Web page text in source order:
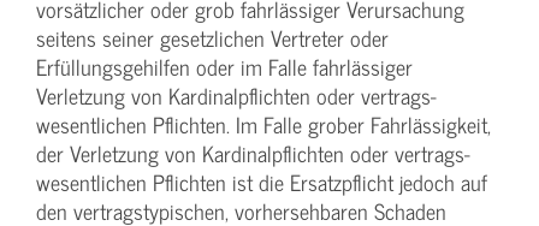
vorsätzlicher oder grob fahrlässiger Verursachung
seitens seiner gesetzlichen Vertreter oder
Erfüllungsgehilfen oder im Falle fahrlässiger
Verletzung von Kardinalpflichten oder vertrags­
wesentlichen Pflichten. Im Falle grober Fahrlässigkeit,
der Verletzung von Kardinalpflichten oder vertrags­
wesentlichen Pflichten ist die Ersatzpflicht jedoch auf
den vertragstypischen, vorhersehbaren Schaden